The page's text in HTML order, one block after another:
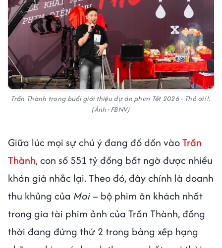
Trấn Thành trong buổi giới thiệu dự án phim Tết 2026 - Thỏ ơi!!.
(Ảnh: FBNV)
Giữa lúc mọi sự chú ý đang đổ dồn vàoTrấn
Thành, con số 551 tỷ đồng bất ngờ được nhiều
khán giả nhắc lại. Theo đó, đây chính là doanh
thu khủng của Mai– bộ phim ăn khách nhất
trong gia tài phim ảnh của Trấn Thành, đồng
thời đang đứng thứ 2 trong bảng xếp hạng